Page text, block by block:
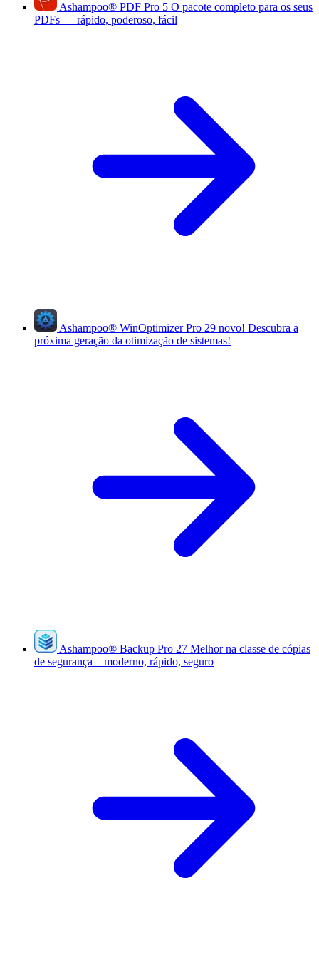
Ashampoo® PDF Pro 5 O pacote completo para os seus
PDFs — rápido, poderoso, fácil
Ashampoo® WinOptimizer Pro 29 novo! Descubra a
próxima geração da otimização de sistemas!
Ashampoo® Backup Pro 27 Melhor na classe de cópias
de segurança – moderno, rápido, seguro